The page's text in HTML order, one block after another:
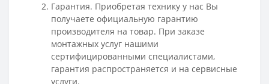
Гарантия. Приобретая технику у нас Вы
получаете официальную гарантию
производителя на товар. При заказе
монтажных услуг нашими
сертифицированными специалистами,
гарантия распространяется и на сервисные
услуги.